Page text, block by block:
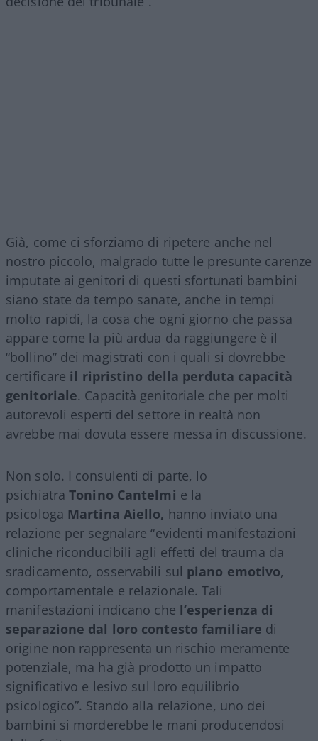
Già, come ci sforziamo di ripetere anche nel
nostro piccolo, malgrado tutte le presunte carenze
imputate ai genitori di questi sfortunati bambini
siano state da tempo sanate, anche in tempi
molto rapidi, la cosa che ogni giorno che passa
appare come la più ardua da raggiungere è il
“bollino” dei magistrati con i quali si dovrebbe
certificare il ripristino della perduta capacità
genitoriale. Capacità genitoriale che per molti
autorevoli esperti del settore in realtà non
avrebbe mai dovuta essere messa in discussione.
Non solo. I consulenti di parte, lo
psichiatra Tonino Cantelmi e la
psicologa Martina Aiello, hanno inviato una
relazione per segnalare “evidenti manifestazioni
cliniche riconducibili agli effetti del trauma da
sradicamento, osservabili sul piano emotivo,
comportamentale e relazionale. Tali
manifestazioni indicano che l’esperienza di
separazione dal loro contesto familiare di
origine non rappresenta un rischio meramente
potenziale, ma ha già prodotto un impatto
significativo e lesivo sul loro equilibrio
psicologico”. Stando alla relazione, uno dei
bambini si morderebbe le mani producendosi